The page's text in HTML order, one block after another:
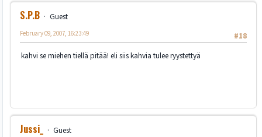
S.P.B
Guest
#18
February 09, 2007, 16:23:49
kahvi se miehen tiellä pitää! eli siis kahvia tulee ryystettyä
Jussi_
Guest